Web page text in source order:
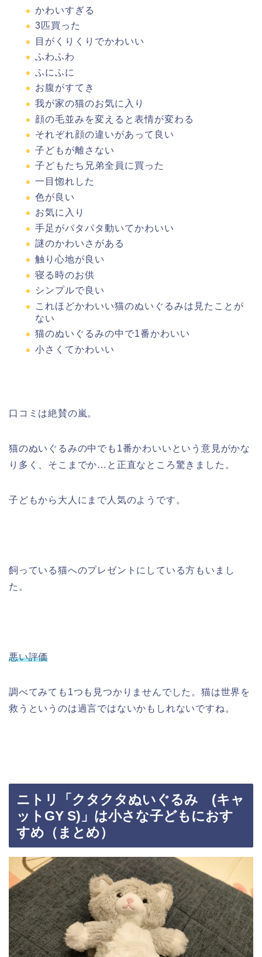
かわいすぎる
3匹買った
目がくりくりでかわいい
ふわふわ
ふにふに
お腹がすてき
我が家の猫のお気に入り
顔の毛並みを変えると表情が変わる
それぞれ顔の違いがあって良い
子どもが離さない
子どもたち兄弟全員に買った
一目惚れした
色が良い
お気に入り
手足がパタパタ動いてかわいい
謎のかわいさがある
触り心地が良い
寝る時のお供
シンプルで良い
これほどかわいい猫のぬいぐるみは見たことが
ない
猫のぬいぐるみの中で1番かわいい
小さくてかわいい
口コミは絶賛の嵐。
猫のぬいぐるみの中でも1番かわいいという意見がかな
り多く、そこまでか…と正直なところ驚きました。
子どもから大人にまで人気のようです。
飼っている猫へのプレゼントにしている方もいまし
た。
悪い評価
調べてみても1つも見つかりませんでした。猫は世界を
救うというのは過言ではないかもしれないですね。
ニトリ「クタクタぬいぐるみ (キャ
ットGY S)」は小さな子どもにおす
すめ（まとめ）